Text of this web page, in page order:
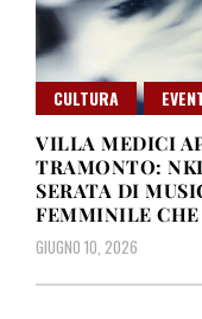
CULTURA
VILLA MEDICI
TRAMONTO:
SERATA DI
FEMMINILE
GIUGNO 10, 2026